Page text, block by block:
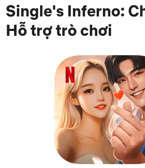
Single's Inferno:
Hỗ trợ trò chơi